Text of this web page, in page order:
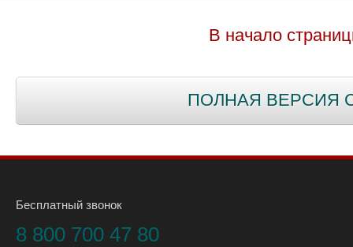
В начало
ПОЛНАЯ ВЕРСИЯ
Бесплатный звонок
8 800 700 47 80